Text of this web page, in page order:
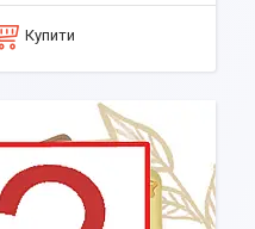
Купити